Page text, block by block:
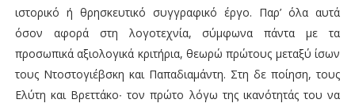
ιστορικό ή θρησκευτικό συγγραφικό έργο. Παρ’ όλα αυτά
όσον αφορά στη λογοτεχνία, σύμφωνα πάντα με τα
προσωπικά αξιολογικά κριτήρια, θεωρώ πρώτους μεταξύ ίσων
τους Ντοστογιέβσκη και Παπαδιαμάντη. Στη δε ποίηση, τους
Ελύτη και Βρεττάκο∙ τον πρώτο λόγω της ικανότητάς του να